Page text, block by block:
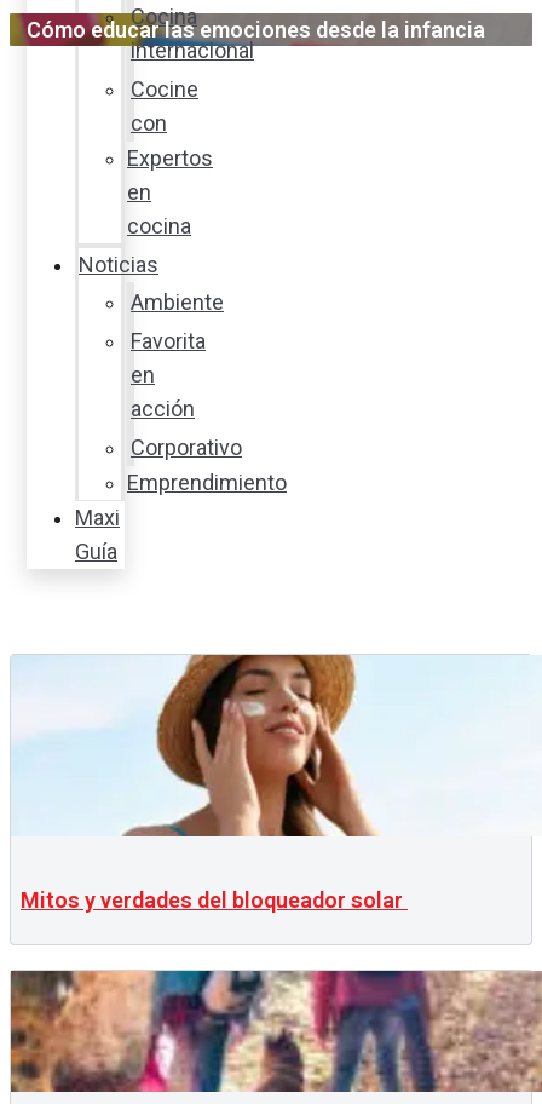
Cocina
internacional
Cocine
con
Expertos
en
cocina
Noticias
Ambiente
Favorita
en
acción
Corporativo
Emprendimiento
Maxi
Guía
Cómo educar las emociones desde la infancia
Mitos y verdades del bloqueador solar